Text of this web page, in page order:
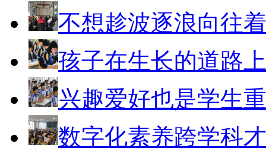
不想趁波逐浪向往
孩子在生长的道路
兴趣爱好也是学生
数字化素养跨学科